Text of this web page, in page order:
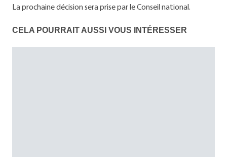
La prochaine décision sera prise par le Conseil national.
CELA POURRAIT AUSSI VOUS INTÉRESSER